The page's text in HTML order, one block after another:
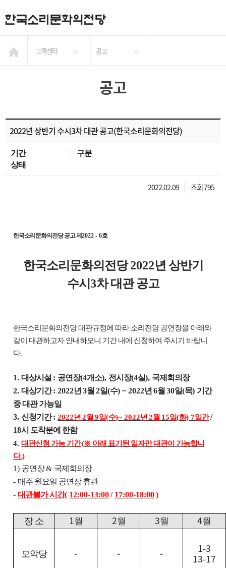
고객센터 공고
공고
2022년 상반기 수시3차 대관 공고(한국소리문화의전당)
기간
구분
상태
2022.02.09 조회 795
한국소리문화의전당 공고 제2022 - 6호
한국소리문화의전당2022년 상반기
수시 3차 대관 공고
한국소리문화의전당 대관규정에 따라 소리전당 공연장을 아래와
같이 대관하고자 안내하오니 기간 내에 신청하여 주시기 바랍니
다.
1.대상시설 : 공연장(4개소), 전시장(4실), 국제회의장
2.대상기간: 2022년3월2일(수) ~ 2022년6월30일(목) 기간
중 대관 가능일
3.신청기간:2022년2월9일(수)~ 2022년2월 15일(화) 7일간/
18시 도착분에 한함
4.대관신청 가능 기간(※ 아래 표기된 일자만 대관이 가능합니
다.)
1) 공연장& 국제회의장
- 매주 월요일 공연장 휴관
-대관불가 시간( 12:00-13:00/ 17:00-18:00)
장 소 1월 2월 3월 4월
모악당 - - -
1-3
13-17